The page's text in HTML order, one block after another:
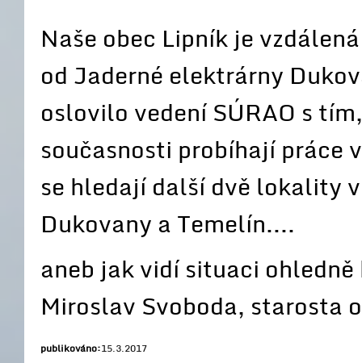
Naše obec Lipník je
od Jaderné elektrárny
oslovilo vedení SÚRAO s
současnosti probíhají práce
se hledají další dvě lokality
Dukovany a Temelín....
aneb jak vidí situaci
Miroslav Svoboda, starosta
publikováno:15.3.2017